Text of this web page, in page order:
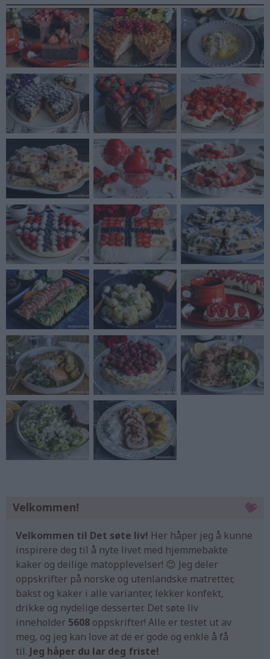
Velkommen!
Velkommen til Det søte liv! Her håper jeg å kunne
inspirere deg til å nyte livet med hjemmebakte
kaker og deilige matopplevelser! 😊 Jeg deler
oppskrifter på norske og utenlandske matretter,
bakst og kaker i alle varianter, lekker konfekt,
drikke og nydelige desserter. Det søte liv
inneholder 5608 oppskrifter! Alle er testet ut av
meg, og jeg kan love at de er gode og enkle å få
til. Jeg håper du lar deg friste!